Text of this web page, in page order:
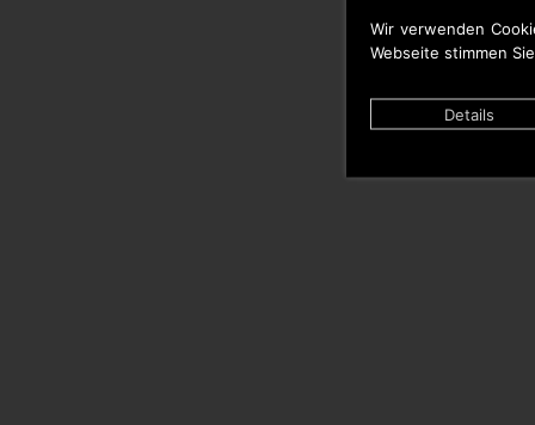
Wir verwenden
Webseite stimmen
Details